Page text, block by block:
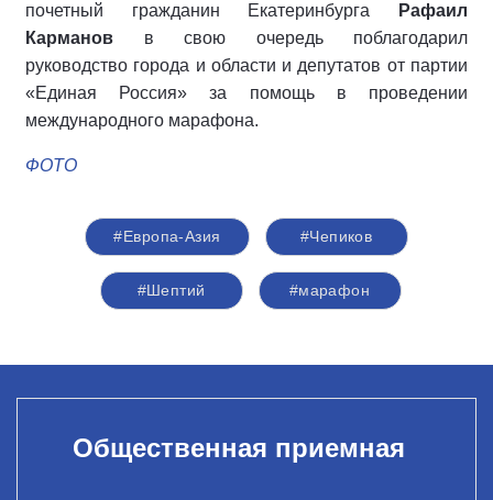
почетный гражданин Екатеринбурга
Рафаил
Карманов в свою очередь поблагодарил
руководство города и области и депутатов от партии
«Единая Россия» за помощь в проведении
международного марафона.
ФОТО
#Европа-Азия #Чепиков
#Шептий #марафон
Общественная приемная